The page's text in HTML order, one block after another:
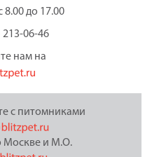
до 17.00
213-06-46
нам на
с питомниками
Москве и М.О.